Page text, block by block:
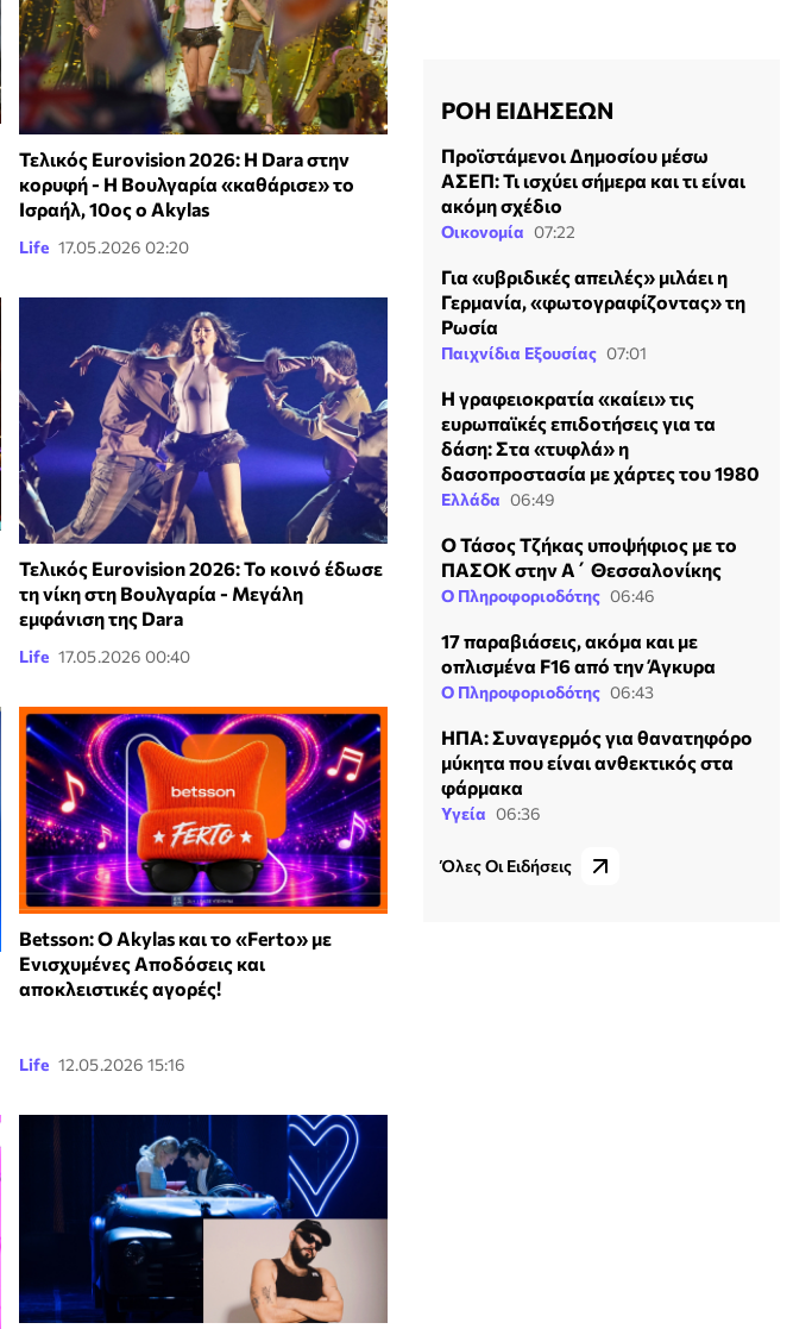
Τελικός Eurovision 2026: H Dara στην
κορυφή - Η Βουλγαρία «καθάρισε» το
Ισραήλ, 10ος ο Akylas
Life 17.05.2026 02:20
Τελικός Eurovision 2026: Το κοινό έδωσε
τη νίκη στη Βουλγαρία - Μεγάλη
εμφάνιση της Dara
Life 17.05.2026 00:40
Betsson: Ο Akylas και το «Ferto» με
Ενισχυμένες Αποδόσεις και
αποκλειστικές αγορές!
Life 12.05.2026 15:16
ΡΟΗ ΕΙΔΗΣΕΩΝ
Προϊστάμενοι Δημοσίου μέσω
ΑΣΕΠ: Τι ισχύει σήμερα και τι είναι
ακόμη σχέδιο
Οικονομία 07:22
Για «υβριδικές απειλές» μιλάει η
Γερμανία, «φωτογραφίζοντας» τη
Ρωσία
Παιχνίδια Εξουσίας 07:01
H γραφειοκρατία «καίει» τις
ευρωπαϊκές επιδοτήσεις για τα
δάση: Στα «τυφλά» η
δασοπροστασία με χάρτες του 1980
Ελλάδα 06:49
Ο Τάσος Τζήκας υποψήφιος με το
ΠΑΣΟΚ στην Α΄ Θεσσαλονίκης
Ο Πληροφοριοδότης 06:46
17 παραβιάσεις, ακόμα και με
οπλισμένα F16 από την Άγκυρα
Ο Πληροφοριοδότης 06:43
ΗΠΑ: Συναγερμός για θανατηφόρο
μύκητα που είναι ανθεκτικός στα
φάρμακα
Υγεία 06:36
Όλες Οι Ειδήσεις